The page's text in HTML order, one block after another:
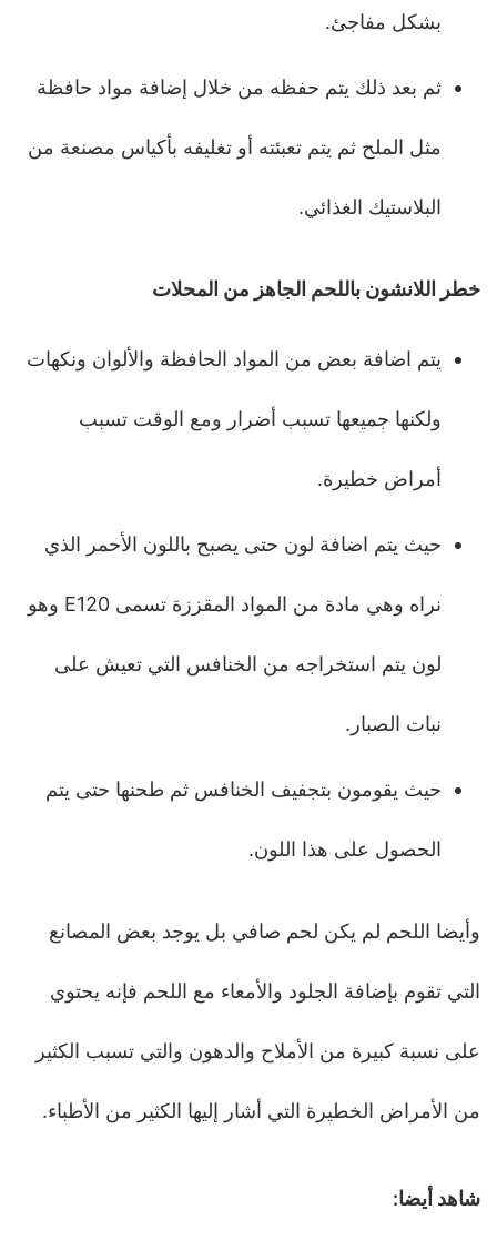
بشكل مفاجئ.
ثم بعد ذلك يتم حفظه من خلال إضافة مواد حافظة
مثل الملح ثم يتم تعبئته أو تغليفه بأكياس مصنعة من
البلاستيك الغذائي.
خطر اللانشون باللحم الجاهز من المحلات
يتم اضافة بعض من المواد الحافظة والألوان ونكهات
ولكنها جميعها تسبب أضرار ومع الوقت تسبب
أمراض خطيرة.
حيث يتم اضافة لون حتى يصبح باللون الأحمر الذي
نراه وهي مادة من المواد المقززة تسمى E120 وهو
لون يتم استخراجه من الخنافس التي تعيش على
نبات الصبار.
حيث يقومون بتجفيف الخنافس ثم طحنها حتى يتم
الحصول على هذا اللون.
وأيضا اللحم لم يكن لحم صافي بل يوجد بعض المصانع
التي تقوم بإضافة الجلود والأمعاء مع اللحم فإنه يحتوي
على نسبة كبيرة من الأملاح والدهون والتي تسبب الكثير
من الأمراض الخطيرة التي أشار إليها الكثير من الأطباء.
شاهد أيضا: